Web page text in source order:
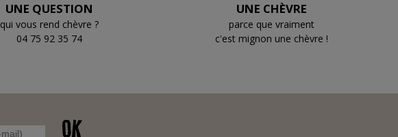
UNE QUESTION
qui vous rend chèvre ?
04 75 92 35 74
UNE CHÈVRE
parce que vraiment
c'est mignon une chèvre !
OK